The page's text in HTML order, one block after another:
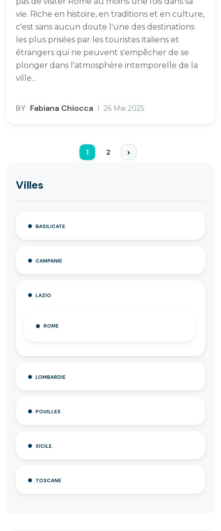
vie. Riche en histoire, en traditions et en culture,
c'est sans aucun doute l'une des destinations
les plus prisées par les touristes italiens et
étrangers qui ne peuvent s'empêcher de se
plonger dans l'atmosphère intemporelle de la
ville...
BY Fabiana Chiocca 26 Mai 2025
1 2
Villes
BASILICATE
CAMPANIE
LAZIO
ROME
LOMBARDIE
POUILLES
SICILE
TOSCANE